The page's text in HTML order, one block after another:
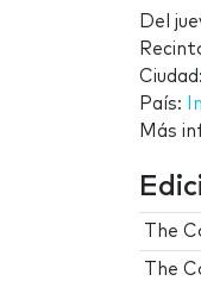
Del
Ciudad:
País:
Más
The
The